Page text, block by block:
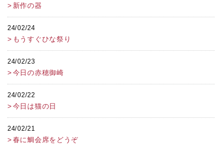
新作の器
24/02/24
もうすぐひな祭り
24/02/23
今日の赤穂御崎
24/02/22
今日は猫の日
24/02/21
春に鯛会席をどうぞ